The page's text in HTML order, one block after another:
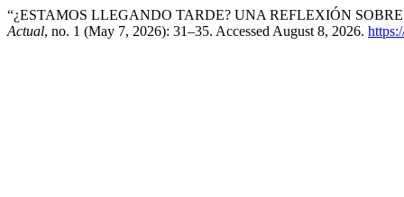
“¿ESTAMOS LLEGANDO TARDE? UNA REFLEXIÓN
Actual, no. 1 (May 7, 2026): 31–35. Accessed August 8, 2026.